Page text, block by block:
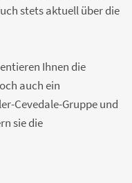
stets aktuell über die
Ihnen die
auch ein
Cevedale-Gruppe und
sie die